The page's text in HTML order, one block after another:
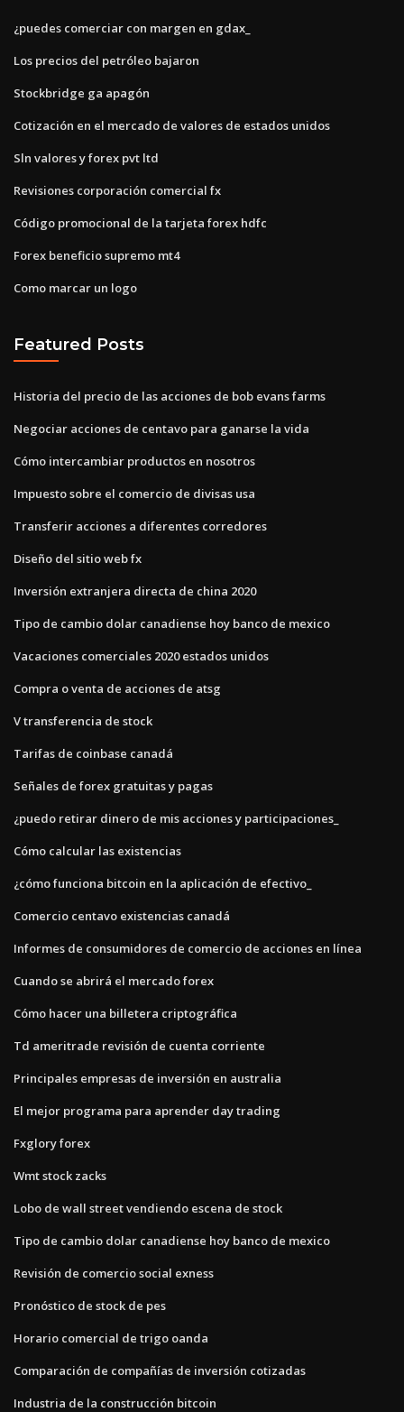
¿puedes comerciar con margen en gdax_
Los precios del petróleo bajaron
Stockbridge ga apagón
Cotización en el mercado de valores de estados unidos
Sln valores y forex pvt ltd
Revisiones corporación comercial fx
Código promocional de la tarjeta forex hdfc
Forex beneficio supremo mt4
Como marcar un logo
Featured Posts
Historia del precio de las acciones de bob evans farms
Negociar acciones de centavo para ganarse la vida
Cómo intercambiar productos en nosotros
Impuesto sobre el comercio de divisas usa
Transferir acciones a diferentes corredores
Diseño del sitio web fx
Inversión extranjera directa de china 2020
Tipo de cambio dolar canadiense hoy banco de mexico
Vacaciones comerciales 2020 estados unidos
Compra o venta de acciones de atsg
V transferencia de stock
Tarifas de coinbase canadá
Señales de forex gratuitas y pagas
¿puedo retirar dinero de mis acciones y participaciones_
Cómo calcular las existencias
¿cómo funciona bitcoin en la aplicación de efectivo_
Comercio centavo existencias canadá
Informes de consumidores de comercio de acciones en línea
Cuando se abrirá el mercado forex
Cómo hacer una billetera criptográfica
Td ameritrade revisión de cuenta corriente
Principales empresas de inversión en australia
El mejor programa para aprender day trading
Fxglory forex
Wmt stock zacks
Lobo de wall street vendiendo escena de stock
Tipo de cambio dolar canadiense hoy banco de mexico
Revisión de comercio social exness
Pronóstico de stock de pes
Horario comercial de trigo oanda
Comparación de compañías de inversión cotizadas
Industria de la construcción bitcoin